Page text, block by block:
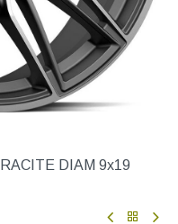
DIAM 9x19